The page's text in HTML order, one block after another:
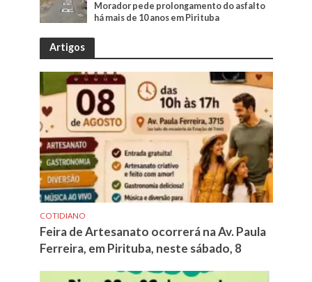
Morador pede prolongamento do asfalto
há mais de 10 anos em Pirituba
Artigos
COTIDIANO
Feira de Artesanato ocorrerá na Av. Paula
Ferreira, em Pirituba, neste sábado, 8